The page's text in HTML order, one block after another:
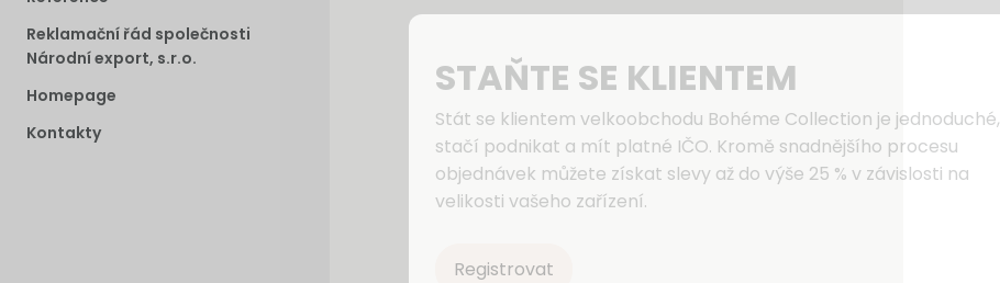
Reklamační řád společnosti
Národní export, s.r.o.
Homepage
Kontakty
STAŇTE SE KLIENTEM
Stát se klientem velkoobchodu Bohéme Collection je jednoduché,
stačí podnikat a mít platné IČO. Kromě snadnějšího procesu
objednávek můžete získat slevy až do výše 25 % v závislosti na
velikosti vašeho zařízení.
Registrovat